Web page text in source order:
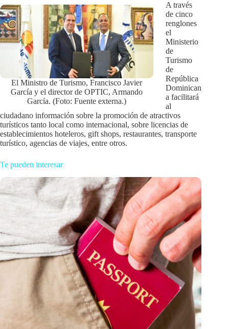
El Ministro de Turismo, Francisco Javier
García y el director de OPTIC, Armando
García. (Foto: Fuente externa.)
A través
de cinco
renglones
el
Ministerio
de
Turismo
de
República
Dominican
a facilitará
al
ciudadano información sobre la promoción de atractivos
turísticos tanto local como internacional, sobre licencias de
establecimientos hoteleros, gift shops, restaurantes, transporte
turístico, agencias de viajes, entre otros.
Te pueden interesar